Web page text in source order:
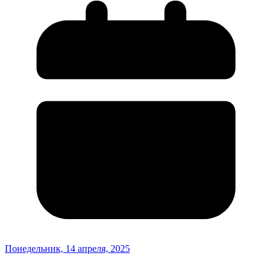
Понедельник, 14 апреля, 2025